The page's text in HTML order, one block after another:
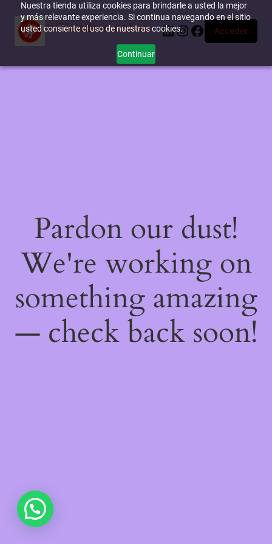
Nuestra tienda utiliza cookies para brindarle a usted la mejor
y más relevante experiencia. Si continua navegando en el sitio
usted consiente el uso de nuestras cookies.
Continuar
miTienda-e.online LinkedIn
Instagram
Facebook
Acceder
Pardon our dust!
We're working on
something amazing
— check back soon!